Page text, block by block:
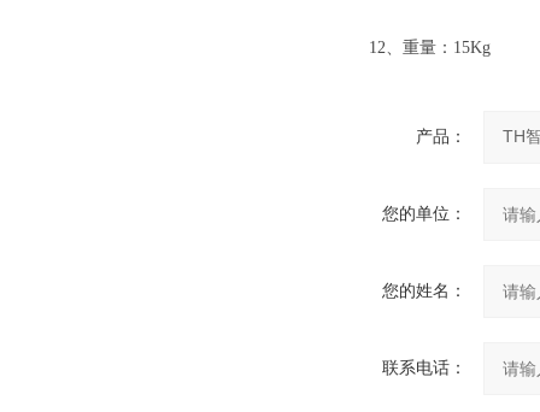
12、重量：15Kg
产品：
您的单位：
您的姓名：
联系电话：